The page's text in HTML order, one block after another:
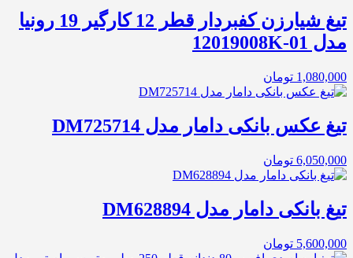
تیغ شیارزن کفبردار قطر 12 کارگیر 19 رونیا
مدل 01-12019008K
1,080,000 تومان
تیغ عکس بانکی دامار مدل DM725714
6,050,000 تومان
تیغ بانکی دامار مدل DM628894
5,600,000 تومان